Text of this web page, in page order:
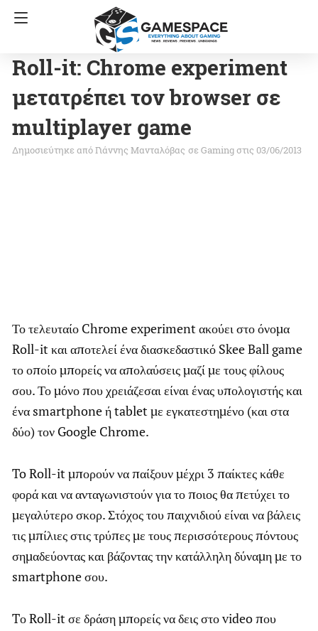
Roll-it: Chrome experiment
μετατρέπει τον browser σε
multiplayer game
Γιάννης Μανταλόβας σε Gamingστις 03/06/2013
Το τελευταίο Chrome experiment ακούει στο όνομα
Roll-it και αποτελεί ένα διασκεδαστικό Skee Ball game
το οποίο μπορείς να απολαύσεις μαζί με τους φίλους
σου. Το μόνο που χρειάζεσαι είναι ένας υπολογιστής και
ένα smartphone ή tablet με εγκατεστημένο (και στα
δύο) τον Google Chrome.
To Roll-it μπορούν να παίξουν μέχρι 3 παίκτες κάθε
φορά και να ανταγωνιστούν για το ποιος θα πετύχει το
μεγαλύτερο σκορ. Στόχος του παιχνιδιού είναι να βάλεις
τις μπίλιες στις τρύπες με τους περισσότερους πόντους
σημαδεύοντας και βάζοντας την κατάλληλη δύναμη με το
smartphone σου.
Tο Roll-it σε δράση μπορείς να δεις στο video που